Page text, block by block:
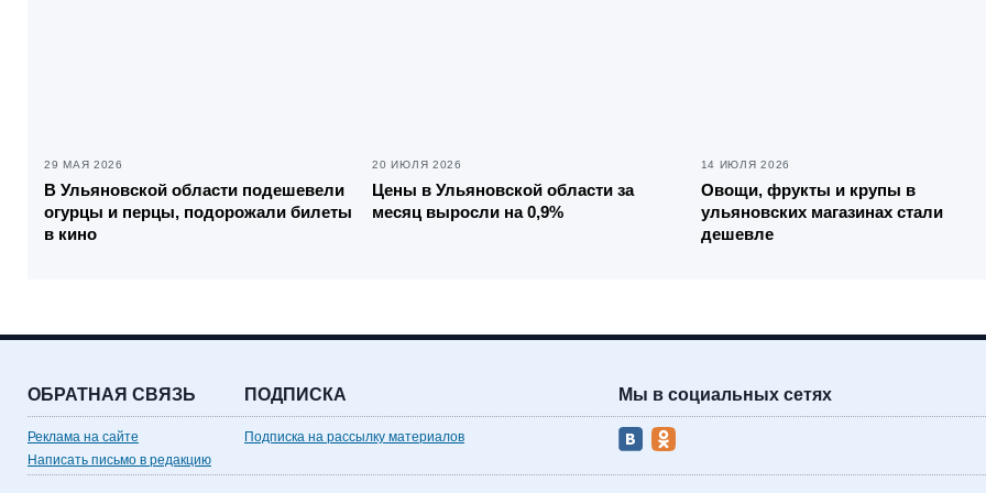
29 МАЯ 2026
В Ульяновской области подешевели
огурцы и перцы, подорожали билеты
в кино
20 ИЮЛЯ 2026
Цены в Ульяновской области за
месяц выросли на 0,9%
14 ИЮЛЯ 2026
Овощи, фрукты и крупы в
ульяновских магазинах стали
дешевле
ОБРАТНАЯ СВЯЗЬ
Реклама на сайте
Написать письмо в редакцию
ПОДПИСКА
Подписка на рассылку материалов
Мы в социальных сетях